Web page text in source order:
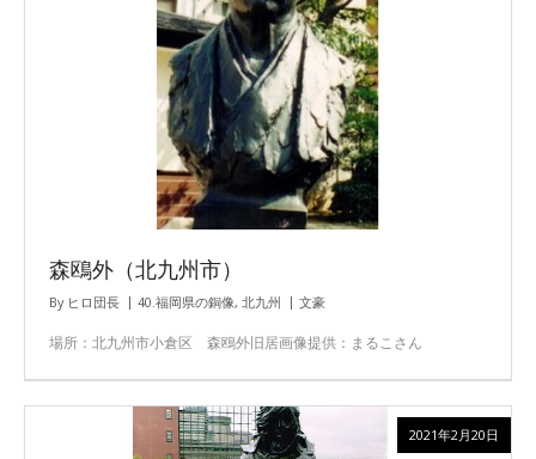
森鴎外（北九州市）
By ヒロ団長 40.福岡県の銅像, 北九州 文豪
場所：北九州市小倉区 森鴎外旧居画像提供：まるこさん
2021年2月20日